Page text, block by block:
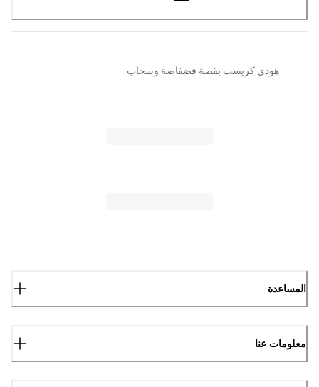
هودي كريست بقصة فضفاضة وسحاب
المساعدة
معلومات عنا